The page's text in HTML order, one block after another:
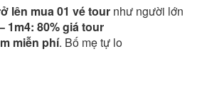
lên mua 01 vé tour như người lớn
1m4: 80% giá tour
miễn phí. Bố mẹ tự lo